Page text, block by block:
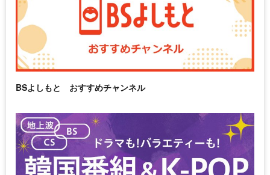
BSよしもと おすすめチャンネル